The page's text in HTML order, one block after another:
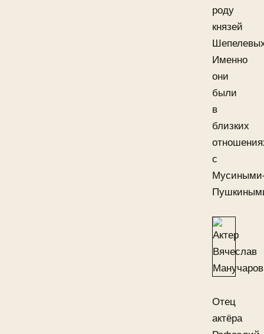
роду
князей
Именно
они
были
в
близких
с
Отец
актёра